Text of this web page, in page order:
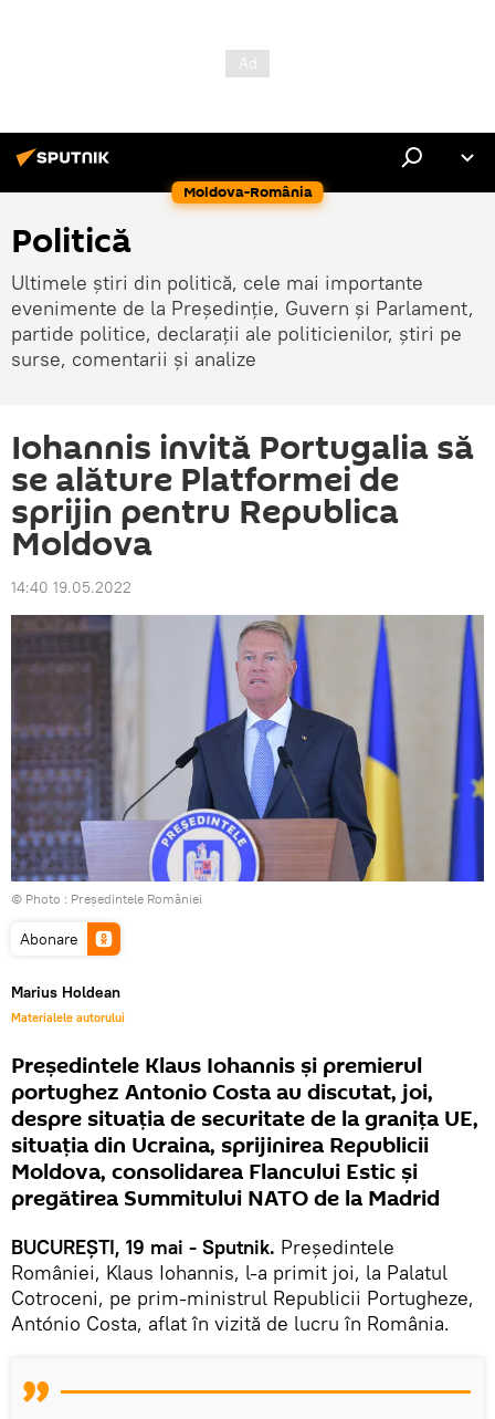
Moldova-România
Politică
Ultimele știri din politică, cele mai importante
evenimente de la Președinție, Guvern și Parlament,
partide politice, declarații ale politicienilor, știri pe
surse, comentarii și analize
Iohannis invită Portugalia să
se alăture Platformei de
sprijin pentru Republica
Moldova
14:40 19.05.2022
© Photo : Președintele României
Abonare
Marius Holdean
Materialele autorului
Președintele Klaus Iohannis și premierul
portughez Antonio Costa au discutat, joi,
despre situația de securitate de la granița UE,
situația din Ucraina, sprijinirea Republicii
Moldova, consolidarea Flancului Estic și
pregătirea Summitului NATO de la Madrid
BUCUREȘTI, 19 mai - Sputnik. Președintele
României, Klaus Iohannis, l-a primit joi, la Palatul
Cotroceni, pe prim-ministrul Republicii Portugheze,
António Costa, aflat în vizită de lucru în România.